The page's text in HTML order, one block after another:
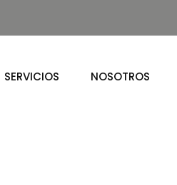
SERVICIOS NOSOTROS